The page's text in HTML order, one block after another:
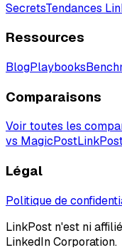
SecretsTendances
Ressources
BlogPlaybooks
Comparaisons
Voir toutes les
vs MagicPost
Légal
Politique de
LinkPost n'est ni
LinkedIn Corporation.